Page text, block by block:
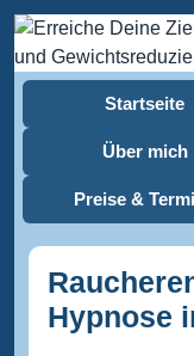
Startseite
Über mich
Preise &
Hypnose